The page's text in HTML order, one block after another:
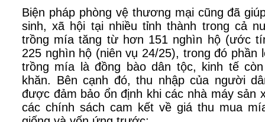
Biện pháp phòng vệ thương mại cũng đã
sinh, xã hội tại nhiều tỉnh thành trong cả
trồng mía tăng từ hơn 151 nghìn hộ (ước
225 nghìn hộ (niên vụ 24/25), trong đó phần
trồng mía là đồng bào dân tộc, kinh tế
khăn. Bên cạnh đó, thu nhập của người
được đảm bảo ổn định khi các nhà máy sản
các chính sách cam kết về giá thu mua